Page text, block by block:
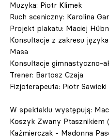
Muzyka: Piotr Klimek
Ruch sceniczny: Karolina
Projekt plakatu: Maciej
Konsultacje z zakresu
Masa
Konsultacje gimnastyczno-
Trener: Bartosz Czaja
Fizjoterapeuta: Piotr Sawicki
W spektaklu występują:
Koszyk Zwany Ptasznikiem
Kaźmierczak - Madonna